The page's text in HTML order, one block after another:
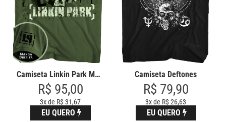
Camiseta Linkin Park Meteora
R$ 95,00
3x de R$ 31,67
EU QUERO
Camiseta Deftones
R$ 79,90
3x de R$ 26,63
EU QUERO